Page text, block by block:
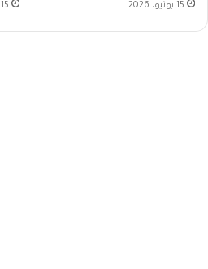
15 يونيو، 2026 15 يونيو، 2026